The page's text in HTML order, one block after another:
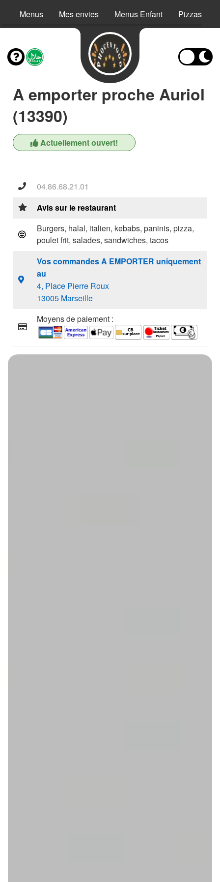
Menus Mes envies Menus Enfant Pizzas
A emporter proche Auriol
(13390)
Actuellement ouvert!
04.86.68.21.01
Avis sur le restaurant
Burgers, halal, italien, kebabs, paninis, pizza,
poulet frit, salades, sandwiches, tacos
Vos commandes A EMPORTER uniquement
au
4, Place Pierre Roux
13005 Marseille
Moyens de paiement :